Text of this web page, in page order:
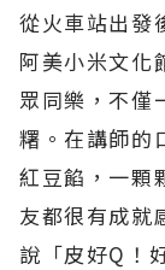
從火車站出發
阿美小米文化
眾同樂，不僅
糬。在講師的
紅豆餡，一顆
友都很有成就
說「皮好Q！